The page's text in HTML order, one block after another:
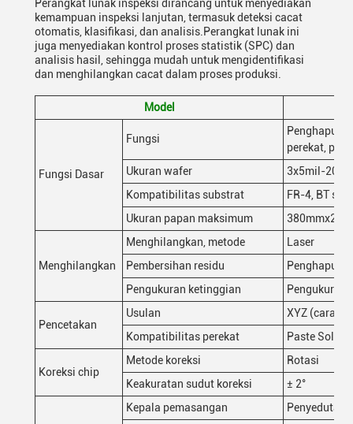
Perangkat lunak inspeksi dirancang untuk menyediakan
kemampuan inspeksi lanjutan, termasuk deteksi cacat
otomatis, klasifikasi, dan analisis.Perangkat lunak ini
juga menyediakan kontrol proses statistik (SPC) dan
analisis hasil, sehingga mudah untuk mengidentifikasi
dan menghilangkan cacat dalam proses produksi.
Model
Fungsi Dasar
Fungsi
perekat,
Ukuran wafer
3x5mil-
Kompatibilitas substrat
FR-4, BT
Ukuran papan maksimum
Menghilangkan
Menghilangkan, metode
Laser
Pembersihan residu
Pengukuran ketinggian
Pengukuran
Pencetakan
Usulan
XYZ (cara
Kompatibilitas perekat
Paste
Koreksi chip
Metode koreksi
Rotasi
Keakuratan sudut koreksi
± 2°
Kepala pemasangan
Penyedutan